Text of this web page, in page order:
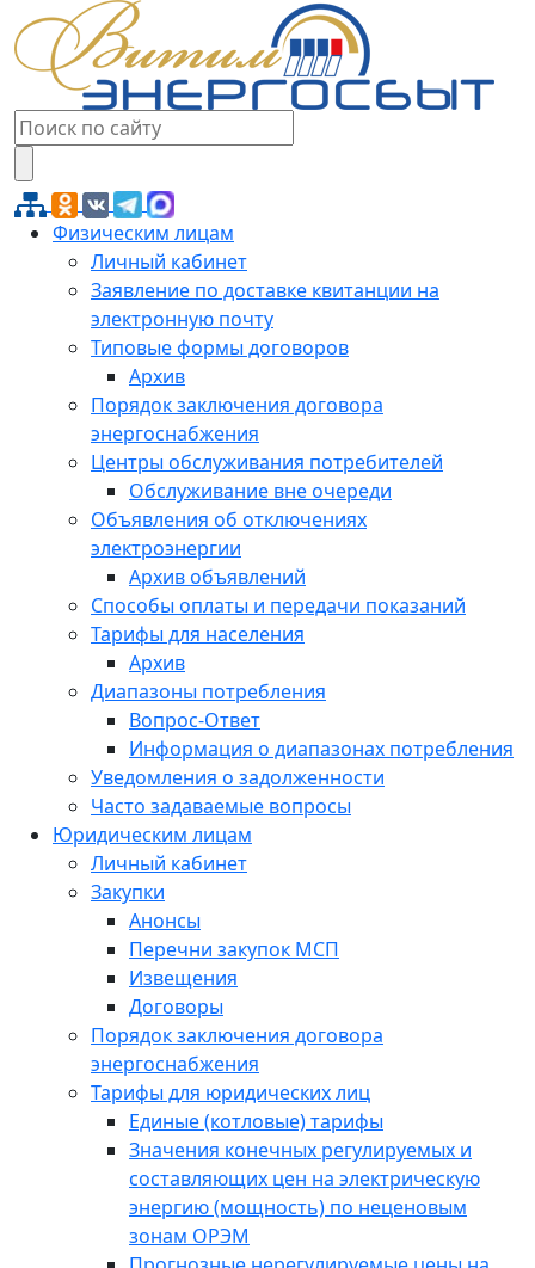
Физическим лицам
Личный кабинет
Заявление по доставке квитанции на
электронную почту
Типовые формы договоров
Архив
Порядок заключения договора
энергоснабжения
Центры обслуживания потребителей
Обслуживание вне очереди
Объявления об отключениях
электроэнергии
Архив объявлений
Способы оплаты и передачи показаний
Тарифы для населения
Архив
Диапазоны потребления
Вопрос-Ответ
Информация о диапазонах потребления
Уведомления о задолженности
Часто задаваемые вопросы
Юридическим лицам
Личный кабинет
Закупки
Анонсы
Перечни закупок МСП
Извещения
Договоры
Порядок заключения договора
энергоснабжения
Тарифы для юридических лиц
Единые (котловые) тарифы
Значения конечных регулируемых и
составляющих цен на электрическую
энергию (мощность) по неценовым
зонам ОРЭМ